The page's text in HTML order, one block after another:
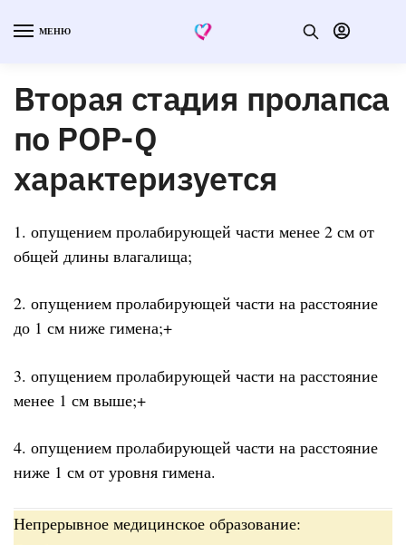
МЕНЮ
Вторая стадия пролапса
по POP-Q
характеризуется
1. опущением пролабирующей части менее 2 см от
общей длины влагалища;
2. опущением пролабирующей части на расстояние
до 1 см ниже гимена;+
3. опущением пролабирующей части на расстояние
менее 1 см выше;+
4. опущением пролабирующей части на расстояние
ниже 1 см от уровня гимена.
Непрерывное медицинское образование: